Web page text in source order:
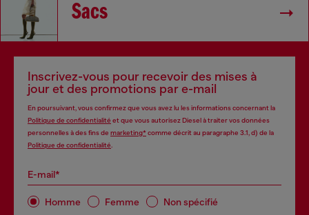
Sacs
Inscrivez-vous pour recevoir des mises à
jour et des promotions par e-mail
En poursuivant, vous confirmez que vous avez lu les informations concernant la
Politique de confidentialité et que vous autorisez Diesel à traiter vos données
personnelles à des fins de marketing*comme décrit au paragraphe 3.1, d) de la
Politique de confidentialité
E-mail*
Homme Femme Non spécifié